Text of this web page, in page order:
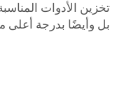
تخزين الأدوات
بل وأيضًا بدرجة أعلى